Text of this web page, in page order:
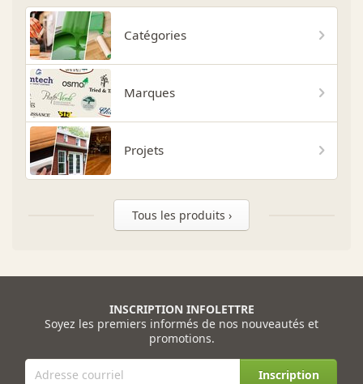
Catégories
Marques
Projets
Tous les produits ›
INSCRIPTION INFOLETTRE
Soyez les premiers informés de nos nouveautés et
promotions.
Inscription